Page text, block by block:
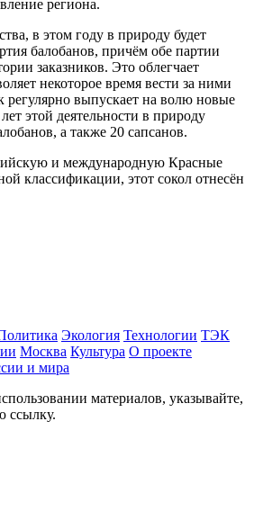
региона.
в этом году в природу будет
балобанов, причём обе партии
заказников. Это облегчает
некоторое время вести за ними
выпускает на волю новые
этой деятельности в природу
а также 20 сапсанов.
и международную Красные
классификации, этот сокол отнесён
Экология Технологии ТЭК
Москва Культура О проекте
и мира
материалов, указывайте,
ссылку.